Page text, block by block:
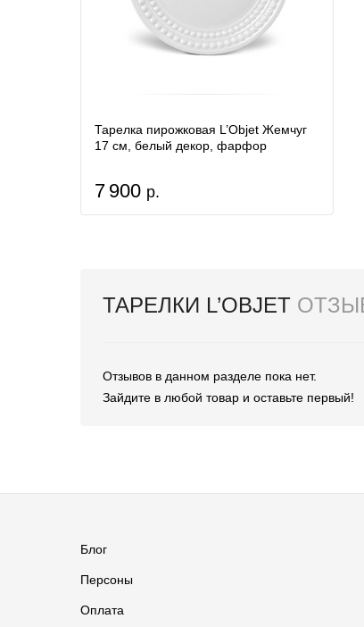
Тарелка пирожковая L’Objet Жемчуг
17 см, белый декор, фарфор
7 900 р.
ТАРЕЛКИ L’OBJET
Отзывов в данном разделе пока нет.
Зайдите в любой товар и оставьте первый!
Блог
Персоны
Оплата